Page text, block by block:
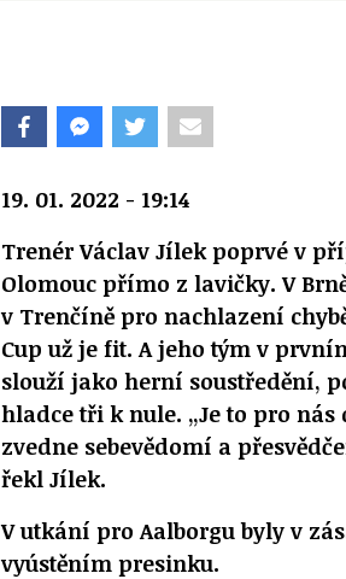
19. 01. 2022 - 19:14
Trenér Václav Jílek poprvé v
Olomouc přímo z lavičky. V
v Trenčíně pro nachlazení
Cup už je fit. A jeho tým v
slouží jako herní soustředění,
hladce tři k nule. „Je to pro nás
zvedne sebevědomí a
řekl Jílek.
V utkání pro Aalborgu byly v
vyústěním presinku.